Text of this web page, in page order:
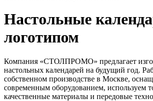
Настольные
логотипом
Компания «СТОЛПРОМО» предлагает
настольных календарей на будущий год.
собственном производстве в Москве,
современным оборудованием, используем
качественные материалы и передовые